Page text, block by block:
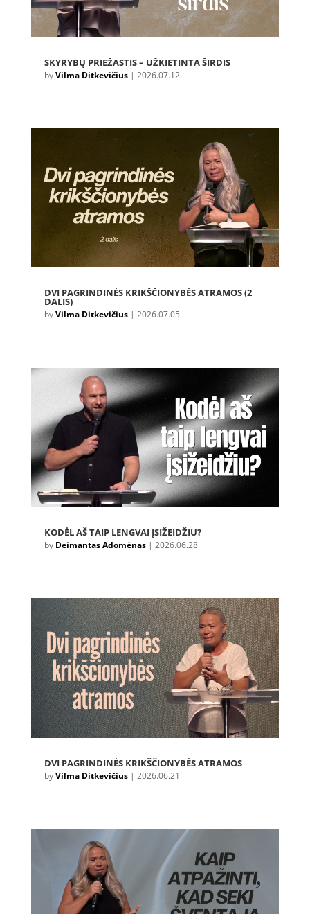
SKYRYBŲ PRIEŽASTIS – UŽKIETINTA ŠIRDIS
byVilma Ditkevičius| 2026.07.12
DVI PAGRINDINĖS KRIKŠČIONYBĖS ATRAMOS (2
DALIS)
byVilma Ditkevičius| 2026.07.05
KODĖL AŠ TAIP LENGVAI ĮSIŽEIDŽIU?
by Deimantas Adomėnas| 2026.06.28
DVI PAGRINDINĖS KRIKŠČIONYBĖS ATRAMOS
byVilma Ditkevičius| 2026.06.21